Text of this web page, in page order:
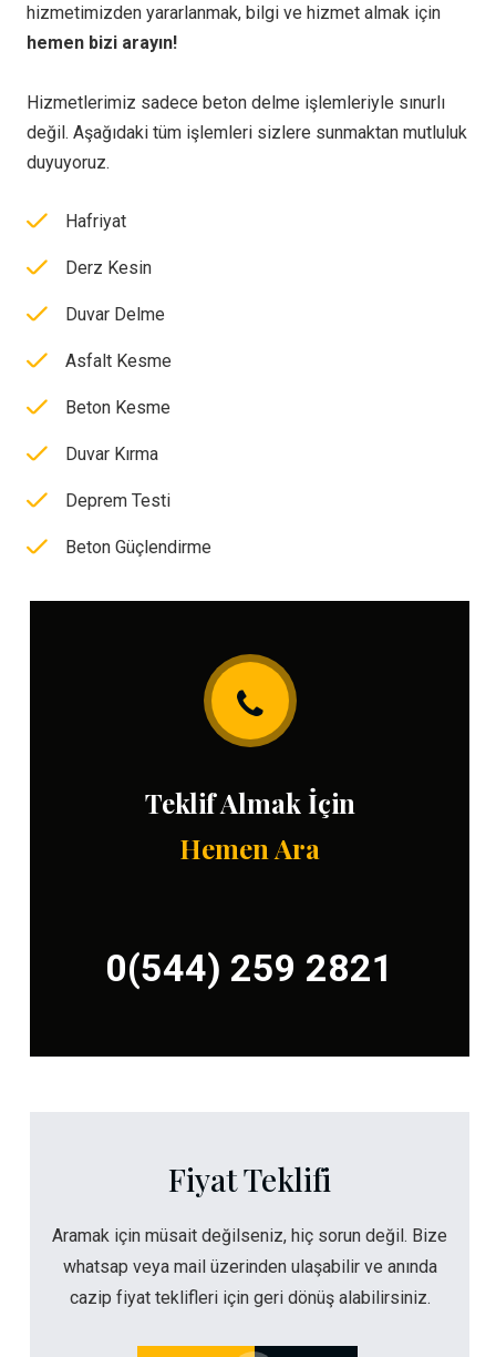
hizmetimizden yararlanmak, bilgi ve hizmet almak için
hemen bizi arayın!
Hizmetlerimiz sadece beton delme işlemleriyle sınurlı
değil. Aşağıdaki tüm işlemleri sizlere sunmaktan mutluluk
duyuyoruz.
Hafriyat
Derz Kesin
Duvar Delme
Asfalt Kesme
Beton Kesme
Duvar Kırma
Deprem Testi
Beton Güçlendirme
Teklif Almak İçin
Hemen Ara
0(544) 259 2821
Fiyat Teklifi
Aramak için müsait değilseniz, hiç sorun değil. Bize
whatsap veya mail üzerinden ulaşabilir ve anında
cazip fiyat teklifleri için geri dönüş alabilirsiniz.